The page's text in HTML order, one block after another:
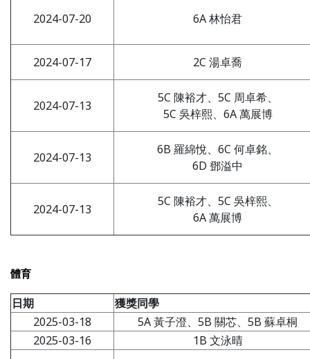
2024-07-20 6A 林怡君
2024-07-17 2C 湯卓喬
2024-07-13
5C 陳裕才、5C 周卓希、
5C 吳梓熙、6A 萬展博
2024-07-13
6B 羅綿悅、6C 何卓銘、
6D 鄧溢中
2024-07-13
5C 陳裕才、5C 吳梓熙、
6A 萬展博
體育
日期
獲獎同學
2025-03-18
5A 黃子澄、5B 關芯、5B 蘇卓桐
2025-03-16
1B 文泳晴